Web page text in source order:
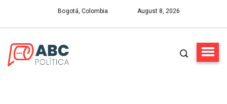
Bogotá, Colombia August 8, 2026